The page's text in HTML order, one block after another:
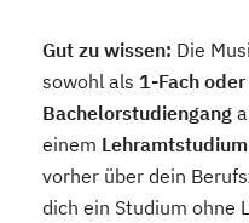
Gut zu wissen: Die
sowohl als 1-Fach
Bachelorstudiengang
einem Lehramtstudium
vorher über dein
dich ein Studium ohne